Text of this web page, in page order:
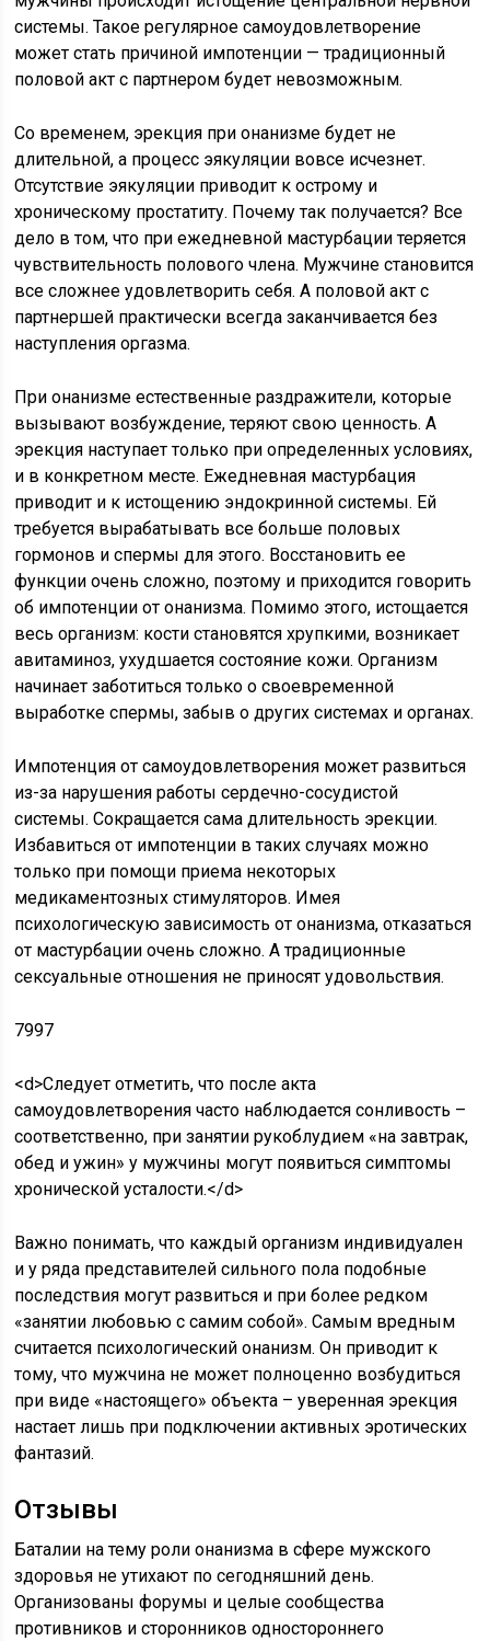
системы. Такое регулярное самоудовлетворение
может стать причиной импотенции — традиционный
половой акт с партнером будет невозможным.
Со временем, эрекция при онанизме будет не
длительной, а процесс эякуляции вовсе исчезнет.
Отсутствие эякуляции приводит к острому и
хроническому простатиту. Почему так получается? Все
дело в том, что при ежедневной мастурбации теряется
чувствительность полового члена. Мужчине становится
все сложнее удовлетворить себя. А половой акт с
партнершей практически всегда заканчивается без
наступления оргазма.
При онанизме естественные раздражители, которые
вызывают возбуждение, теряют свою ценность. А
эрекция наступает только при определенных условиях,
и в конкретном месте. Ежедневная мастурбация
приводит и к истощению эндокринной системы. Ей
требуется вырабатывать все больше половых
гормонов и спермы для этого. Восстановить ее
функции очень сложно, поэтому и приходится говорить
об импотенции от онанизма. Помимо этого, истощается
весь организм: кости становятся хрупкими, возникает
авитаминоз, ухудшается состояние кожи. Организм
начинает заботиться только о своевременной
выработке спермы, забыв о других системах и органах.
Импотенция от самоудовлетворения может развиться
из-за нарушения работы сердечно-сосудистой
системы. Сокращается сама длительность эрекции.
Избавиться от импотенции в таких случаях можно
только при помощи приема некоторых
медикаментозных стимуляторов. Имея
психологическую зависимость от онанизма, отказаться
от мастурбации очень сложно. А традиционные
сексуальные отношения не приносят удовольствия.
7997
<d>Следует отметить, что после акта
самоудовлетворения часто наблюдается сонливость –
соответственно, при занятии рукоблудием «на завтрак,
обед и ужин» у мужчины могут появиться симптомы
хронической усталости.</d>
Важно понимать, что каждый организм индивидуален
и у ряда представителей сильного пола подобные
последствия могут развиться и при более редком
«занятии любовью с самим собой». Самым вредным
считается психологический онанизм. Он приводит к
тому, что мужчина не может полноценно возбудиться
при виде «настоящего» объекта – уверенная эрекция
настает лишь при подключении активных эротических
фантазий.
Отзывы
Баталии на тему роли онанизма в сфере мужского
здоровья не утихают по сегодняшний день.
Организованы форумы и целые сообщества
противников и сторонников одностороннего